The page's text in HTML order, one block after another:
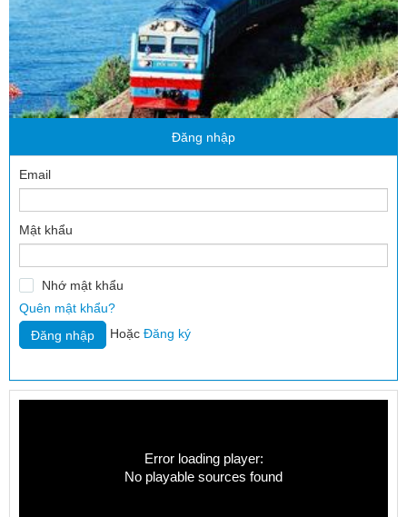
Đăng nhập
Email
Mật khẩu
Nhớ mật khẩu
Quên mật khẩu?
Hoặc Đăng ký
Error loading player:
No playable sources found